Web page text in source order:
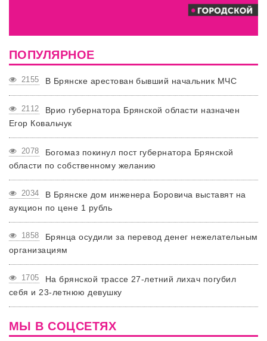
ПОПУЛЯРНОЕ
2155 В Брянске арестован бывший начальник МЧС
2112
Врио губернатора Брянской области назначен
Егор Ковальчук
2078
Богомаз покинул пост губернатора Брянской
области по собственному желанию
2034
В Брянске дом инженера Боровича выставят на
аукцион по цене 1 рубль
1858
Брянца осудили за перевод денег нежелательным
организациям
1705
На брянской трассе 27-летний лихач погубил
себя и 23-летнюю девушку
МЫ В СОЦСЕТЯХ